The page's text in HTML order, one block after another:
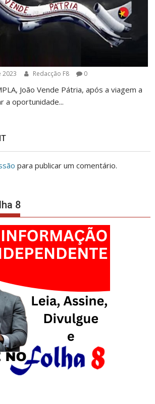
2023 Redacção F8 0
João Vende Pátria, após a viagem a
a oportunidade...
para publicar um comentário.
8